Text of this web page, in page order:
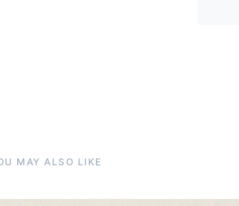
MAY ALSO LIKE